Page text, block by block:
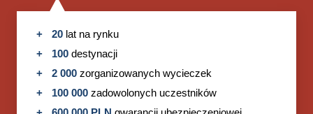
20 lat na rynku
100 destynacji
2 000 zorganizowanych wycieczek
100 000 zadowolonych uczestników